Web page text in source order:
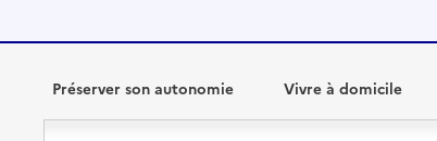
Préserver son autonomie Vivre à domicile